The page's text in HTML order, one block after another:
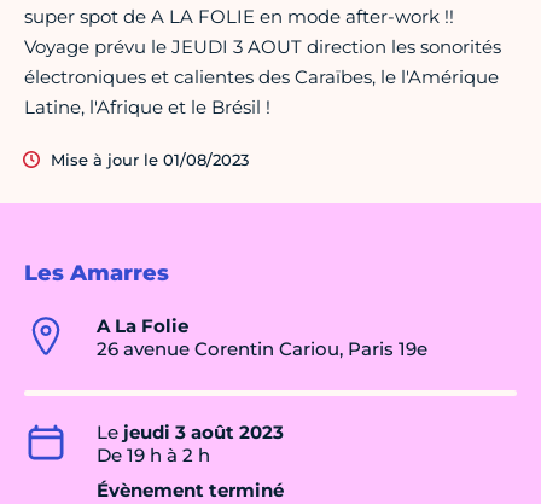
Les Amarres
A La Folie
26 avenue Corentin Cariou, Paris 19e
Le jeudi 3 août 2023
De 19 h à 2 h
Évènement terminé
super spot de A LA FOLIE en mode after-work !!
Voyage prévu le JEUDI 3 AOUT direction les sonorités
électroniques et calientes des Caraïbes, le l'Amérique
Latine, l'Afrique et le Brésil !
Mise à jour le 01/08/2023